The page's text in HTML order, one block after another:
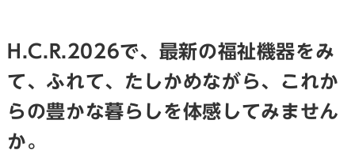
H.C.R.2026で、最新の福祉機器をみ
て、ふれて、たしかめながら、これか
らの豊かな暮らしを体感してみません
か。